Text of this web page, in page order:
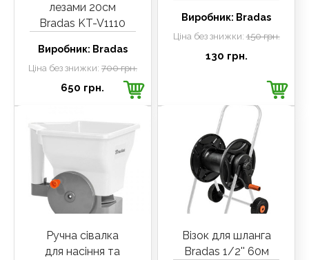
лезами 20см
Bradas KT-V1110
Виробник: Bradas
Ціна без знижки: 700 грн.
650 грн.
Виробник: Bradas
Ціна без знижки:150 грн.
130 грн.
Ручна сівалка
для насіння та
Візок для шланга
Bradas 1/2'' 60м